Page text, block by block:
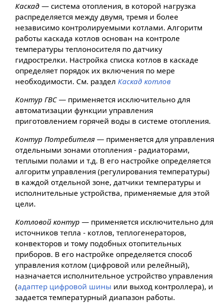
Каскад — система отопления, в которой нагрузка
распределяется между двумя, тремя и более
независимо контролируемыми котлами. Алгоритм
работы каскада котлов основан на контроле
температуры теплоносителя по датчику
гидрострелки. Настройка списка котлов в каскаде
определяет порядок их включения по мере
необходимости. См. раздел Каскад котлов
Контур ГВС— применяется исключительно для
автоматизации функции управления
приготовлением горячей воды в системе отопления.
Контур Потребителя — применяется для управления
отдельными зонами отопления - радиаторами,
теплыми полами и т.д. В его настройке определяется
алгоритм управления (регулирования температуры)
в каждой отдельной зоне, датчики температуры и
исполнительные устройства, применяемые для этой
цели.
Котловой контур — применяется исключительно для
источников тепла - котлов, теплогенераторов,
конвекторов и тому подобных отопительных
приборов. В его настройке определяется способ
управления котлом (цифровой или релейный),
назначается исполнительное устройство управления
(адаптер цифровой шины или выход контроллера), и
задается температурный диапазон работы.